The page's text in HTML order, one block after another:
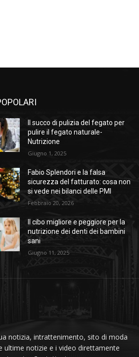
Il succo di pulizia del fegato per
pulire il fegato naturale-
Nutrizione
Giugno 1, 2025
Fabio Splendori e la falsa
sicurezza del fatturato: cosa non
si vede nei bilanci delle PMI
Febbraio 20, 2026
Il cibo migliore e peggiore per la
nutrizione dei denti dei bambini
sani
Giugno 11, 2025
notizia, intrattenimento, sito di moda
ultime notizie e i video direttamente